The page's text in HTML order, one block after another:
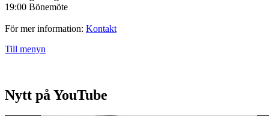
19:00 Bönemöte
För mer information: Kontakt
Till menyn
Nytt på YouTube